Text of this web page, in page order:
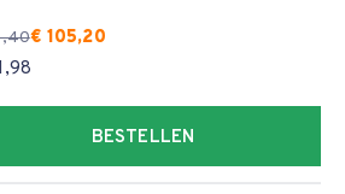
€ 105,20
BESTELLEN